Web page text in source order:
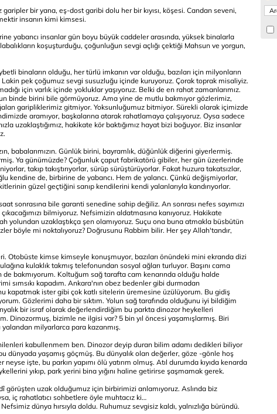
bir yana, eş-dost garibi dolu her bir kıyısı, köşesi. Candan seveni,
insanın kimi kimsesi.
yabancı insanlar gün boyu büyük caddeler arasında, yüksek binalarla
koşuşturduğu, çoğunluğun sevgi açlığı çektiği Mahsun ve yorgun,
binaların olduğu, her türlü imkanın var olduğu, bazıları için milyonların
pek çoğumuz sevgi susuzluğu içinde kuruyoruz. Çorak toprak misaliyiz.
için varlık içinde yokluklar yaşıyoruz. Belki de en rahat zamanlarımız.
binde birini bile görmüyoruz. Ama yine de mutlu bakmıyor gözlerimiz,
garipliklerimiz gitmiyor. Yoksunluğumuz bitmiyor. Sürekli olarak içimizde
aramıyor, başkalarına atarak rahatlamaya çalışıyoruz. Oysa sadece
uzaklaştığımız, hakikate kör baktığımız hayat bizi boğuyor. Biz insanlar
babalarımızın. Günlük birini, bayramlık, düğünlük diğerini giyerlermiş.
Ya günümüzde? Çoğunluk çaput fabrikatörü gibiler, her gün üzerlerinde
takıp takıştırıyorlar, sürüp sürüştürüyorlar. Fakat huzura takatsızlar,
kendine de, birbirine de yabancı. Hem de yalancı. Çünkü değişmiyorlar,
güzel geçtiğini sanıp kendilerini kendi yalanlarıyla kandırıyorlar.
sonrasına bile garanti senedine sahip değiliz. An sonrası nefes sayımızı
bilmiyoruz. Nefsimizin aldatmasına kanıyoruz. Hakikate
yolundan uzaklaştıkça şen olamıyoruz. Suçu ona buna atmakla büsbütün
böyle mi noktalıyoruz? Doğrusunu Rabbim bilir. Her şey Allah'tandır,
Otobüste kimse kimseyle konuşmuyor, bazıları önündeki mini ekranda dizi
kulaklık takmış telefonundan sosyal ağları turluyor. Başını cama
de bakmıyorum. Koltuğum sağ tarafta cam kenarında olduğu halde
sımsıkı kapadım. Ankara'nın obez bedenler gibi durmadan
kapatmak ister gibi çok katlı sitelerin üremesine üzülüyorum. Bu gidiş
Gözlerimi daha bir sıktım. Yolun sağ tarafında olduğunu iyi bildiğim
bir israf olarak değerlendirdiğim bu parkta dinozor heykelleri
Dinozormuş, bizimle ne ilgisi var? 5 bin yıl öncesi yaşamışlarmış. Biri
milyarlarca para kazanmış.
kabullenmem ben. Dinozor deyip duran bilim adamı dedikleri biliyor
dünyada yaşamış göçmüş. Bu dünyalık olan değerler, göze -gönle hoş
işte, bu parkın yapımı ölü yatırım olmuş. Atıl durumda kıyıda kenarda
yıkıp, park yerini bina yığını haline getirirse şaşmamak gerek.
görüşten uzak olduğumuz için birbirimizi anlamıyoruz. Aslında biz
iç rahatlatıcı sohbetlere öyle muhtacız ki…
dünya hırsıyla doldu. Ruhumuz sevgisiz kaldı, yalnızlığa büründü.